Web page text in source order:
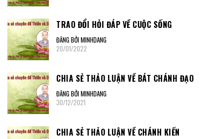
TRAO ĐỔI HỎI ĐÁP VỀ CUỘC SỐNG
ĐĂNG BỞI MINHDANG
20/01/2022
CHIA SẺ THẢO LUẬN VỀ BÁT CHÁNH ĐẠO
ĐĂNG BỞI MINHDANG
30/12/2021
CHIA SẺ THẢO LUẬN VỀ CHÁNH KIẾN